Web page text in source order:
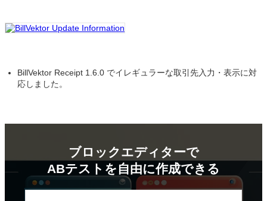
BillVektor Receipt 1.6.0 でイレギュラーな取引先入力・表示に対
応しました。
ブロックエディターで
ABテストを自由に作成できる